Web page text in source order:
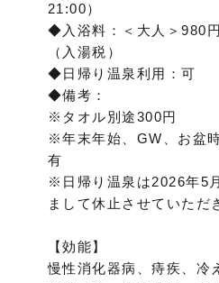
21:00）
◆入浴料：＜大人＞980
（入湯税）
◆日帰り温泉利用：可
◆備考：
※タオル別途300円
※年末年始、GW、お盆
有
※日帰り温泉は2026年5
まして休止させていただ
【効能】
慢性消化器病、痔疾、冷